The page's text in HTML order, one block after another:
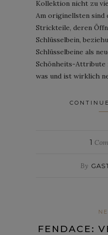
Kollektion nicht zu
Am originellsten sind
Strickteile, deren
Schlüsselbein,
Schlüsselbeine als
Schönheits-Attribute
was und ist wirklich
1
By
FENDACE: